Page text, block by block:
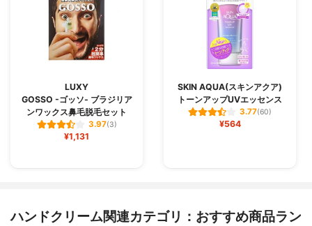
LUXY
GOSSO -ゴッソ- ブラジリア
ンワックス鼻毛脱毛セット
3.97(3)
¥1,131
SKIN AQUA(スキンアクア)
トーンアップUVエッセンス
3.77(60)
¥564
ハンドクリーム関連カテゴリ：おすすめ商品ラン